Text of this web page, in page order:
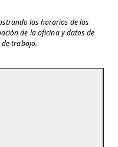
los horarios de los
de la oficina y datos de
de trabajo.